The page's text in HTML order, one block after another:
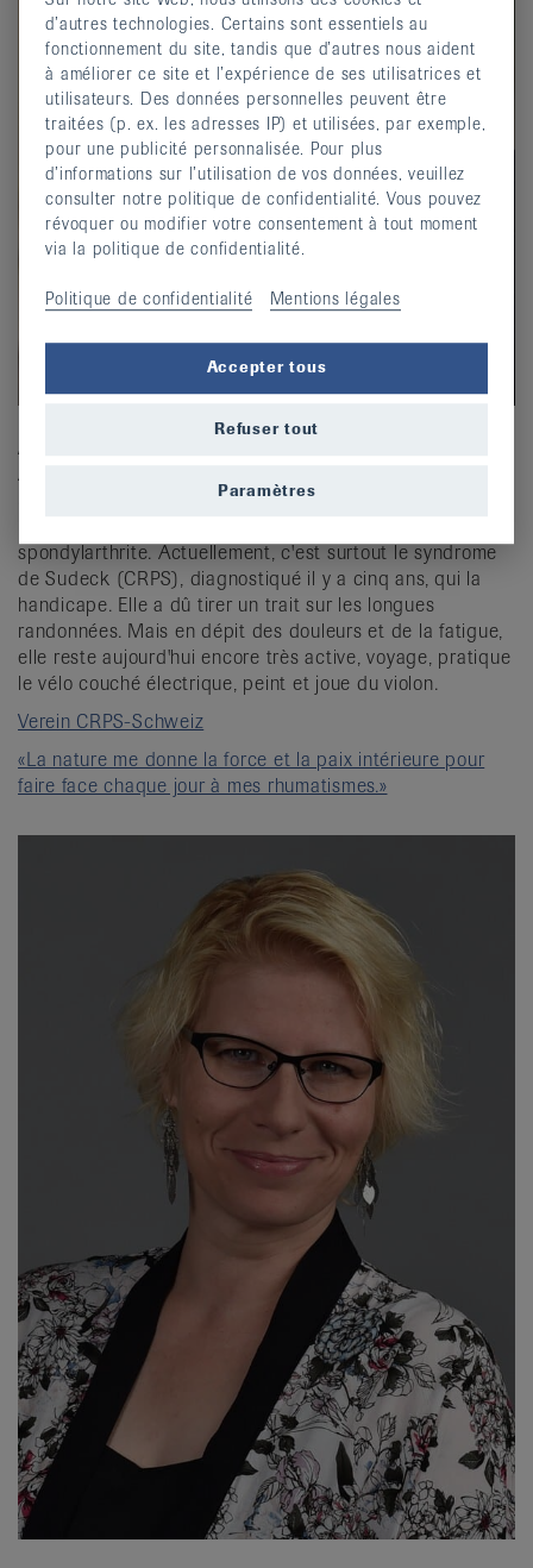
Andrea Möhr
Andrea est économiste d'entreprise HES. Elle travaille à
50% comme assistante de la direction au sein de la
spondylarthrite. Actuellement, c'est surtout le syndrome
de Sudeck (CRPS), diagnostiqué il y a cinq ans, qui la
handicape. Elle a dû tirer un trait sur les longues
randonnées. Mais en dépit des douleurs et de la fatigue,
elle reste aujourd'hui encore très active, voyage, pratique
le vélo couché électrique, peint et joue du violon.
Verein CRPS-Schweiz
«La nature me donne la force et la paix intérieure pour
faire face chaque jour à mes rhumatismes.»
d’autres technologies. Certains sont essentiels au
fonctionnement du site, tandis que d’autres nous aident
à améliorer ce site et l’expérience de ses utilisatrices et
utilisateurs. Des données personnelles peuvent être
traitées (p. ex. les adresses IP) et utilisées, par exemple,
pour une publicité personnalisée. Pour plus
d’informations sur l’utilisation de vos données, veuillez
consulter notre politique de confidentialité. Vous pouvez
révoquer ou modifier votre consentement à tout moment
via la politique de confidentialité.
Politique de confidentialité Mentions légales
Accepter tous
Refuser tout
Paramètres